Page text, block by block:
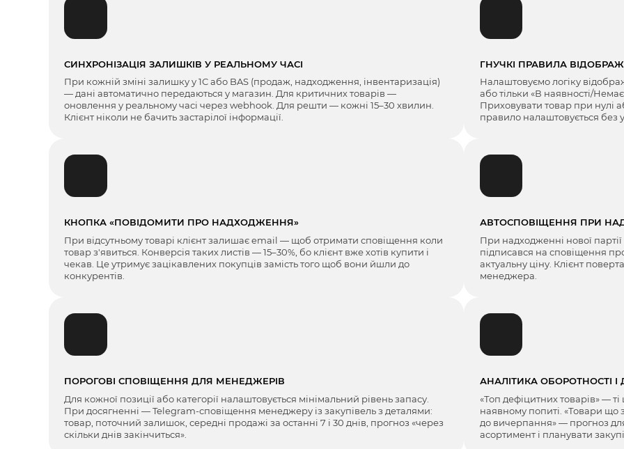
СИНХРОНІЗАЦІЯ ЗАЛИШКІВ У РЕАЛЬНОМУ ЧАСІ
При кожній зміні залишку у 1С або BAS (продаж, надходження, інвентаризація)
— дані автоматично передаються у магазин. Для критичних товарів —
оновлення у реальному часі через webhook. Для решти — кожні 15–30 хвилин.
Клієнт ніколи не бачить застарілої інформації.
ГНУЧКІ ПРАВИЛА
Налаштовуємо логіку
або тільки «В наявності/
Приховувати товар при нулі
правило налаштовується без
КНОПКА «ПОВІДОМИТИ ПРО НАДХОДЖЕННЯ»
При відсутньому товарі клієнт залишає email — щоб отримати сповіщення коли
товар з'явиться. Конверсія таких листів — 15–30%, бо клієнт вже хотів купити і
чекав. Це утримує зацікавлених покупців замість того щоб вони йшли до
конкурентів.
АВТОСПОВІЩЕННЯ ПРИ
При надходженні нової
підписався на сповіщення
актуальну ціну. Клієнт
менеджера.
ПОРОГОВІ СПОВІЩЕННЯ ДЛЯ МЕНЕДЖЕРІВ
Для кожної позиції або категорії налаштовується мінімальний рівень запасу.
При досягненні — Telegram-сповіщення менеджеру із закупівель з деталями:
товар, поточний залишок, середні продажі за останні 7 і 30 днів, прогноз «через
скільки днів закінчиться».
АНАЛІТИКА ОБОРОТНОСТІ І
«Топ дефіцитних товарів» —
наявному попиті. «Товари що
до вичерпання» — прогноз
асортимент і планувати